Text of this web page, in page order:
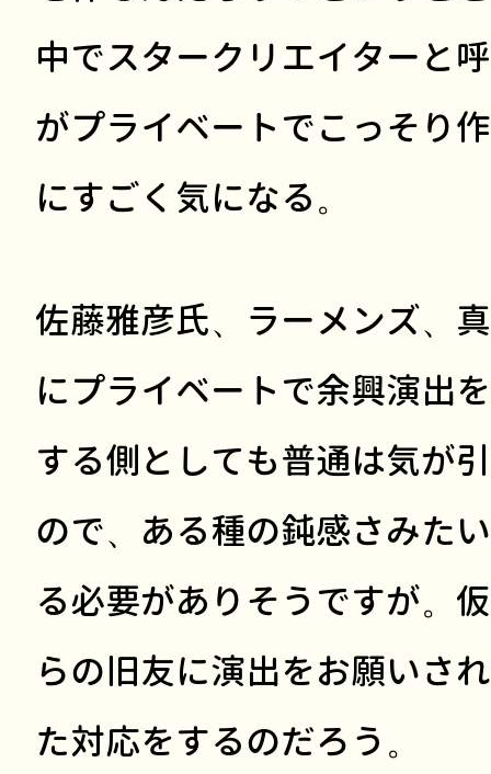
中でスタークリエイターと
がプライベートでこっそり
にすごく気になる。
佐藤雅彦氏、ラーメンズ、
にプライベートで余興演出
する側としても普通は気が
ので、ある種の鈍感さみた
る必要がありそうですが。
らの旧友に演出をお願いさ
た対応をするのだろう。